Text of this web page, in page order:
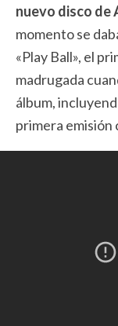
nuevo disco de
momento se
«Play Ball», el
madrugada
álbum,
primera emisión